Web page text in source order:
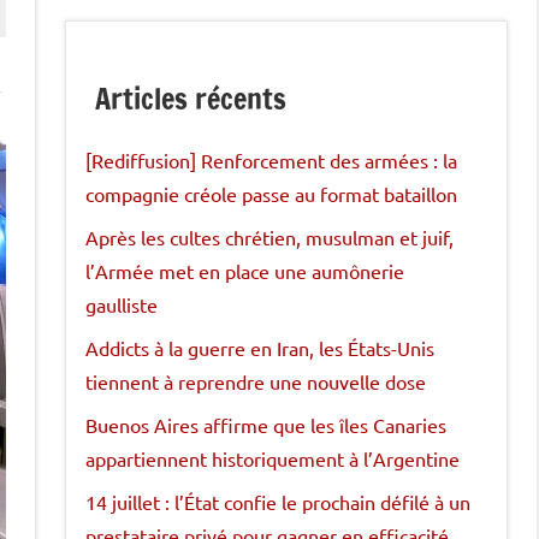
Articles récents
[Rediffusion] Renforcement des armées : la
compagnie créole passe au format bataillon
Après les cultes chrétien, musulman et juif,
l’Armée met en place une aumônerie
gaulliste
Addicts à la guerre en Iran, les États-Unis
tiennent à reprendre une nouvelle dose
Buenos Aires affirme que les îles Canaries
appartiennent historiquement à l’Argentine
14 juillet : l’État confie le prochain défilé à un